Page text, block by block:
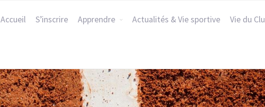
Accueil S’inscrire Apprendre Actualités & Vie sportive Vie du